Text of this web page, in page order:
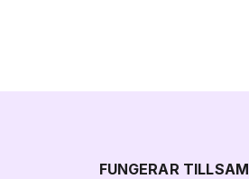
FUNGERAR